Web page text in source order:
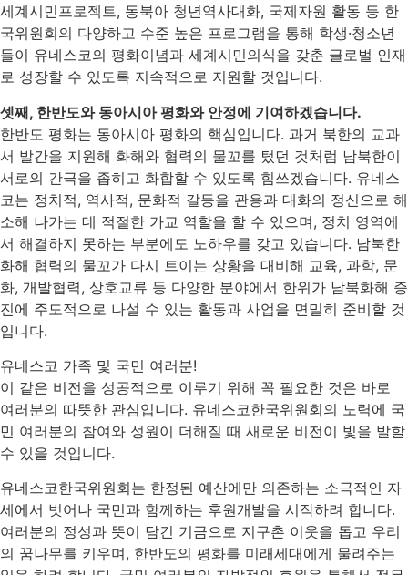
세계시민프로젝트, 동북아 청년역사대화, 국제자원 활동 등 한
국위원회의 다양하고 수준 높은 프로그램을 통해 학생·청소년
들이 유네스코의 평화이념과 세계시민의식을 갖춘 글로벌 인재
로 성장할 수 있도록 지속적으로 지원할 것입니다.
셋째, 한반도와 동아시아 평화와 안정에 기여하겠습니다.
한반도 평화는 동아시아 평화의 핵심입니다. 과거 북한의 교과
서 발간을 지원해 화해와 협력의 물꼬를 텄던 것처럼 남북한이
서로의 간극을 좁히고 화합할 수 있도록 힘쓰겠습니다. 유네스
코는 정치적, 역사적, 문화적 갈등을 관용과 대화의 정신으로 해
소해 나가는 데 적절한 가교 역할을 할 수 있으며, 정치 영역에
서 해결하지 못하는 부분에도 노하우를 갖고 있습니다. 남북한
화해 협력의 물꼬가 다시 트이는 상황을 대비해 교육, 과학, 문
화, 개발협력, 상호교류 등 다양한 분야에서 한위가 남북화해 증
진에 주도적으로 나설 수 있는 활동과 사업을 면밀히 준비할 것
입니다.
유네스코 가족 및 국민 여러분!
이 같은 비전을 성공적으로 이루기 위해 꼭 필요한 것은 바로
여러분의 따뜻한 관심입니다. 유네스코한국위원회의 노력에 국
민 여러분의 참여와 성원이 더해질 때 새로운 비전이 빛을 발할
수 있을 것입니다.
유네스코한국위원회는 한정된 예산에만 의존하는 소극적인 자
세에서 벗어나 국민과 함께하는 후원개발을 시작하려 합니다.
여러분의 정성과 뜻이 담긴 기금으로 지구촌 이웃을 돕고 우리
의 꿈나무를 키우며, 한반도의 평화를 미래세대에게 물려주는